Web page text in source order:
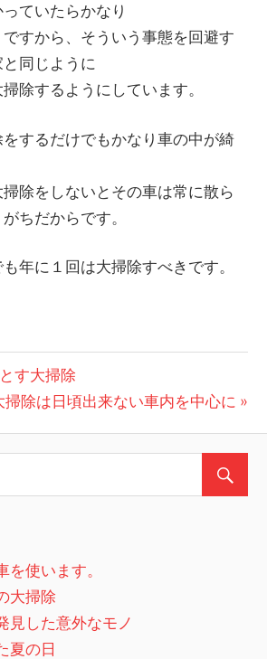
ていたらかなり
すから、そういう事態を回避す
同じように
除するようにしています。
するだけでもかなり車の中が綺
除をしないとその車は常に散ら
ちだからです。
年に１回は大掃除すべきです。
す大掃除
除は日頃出来ない車内を中心に
使います。
大掃除
見した意外なモノ
夏の日